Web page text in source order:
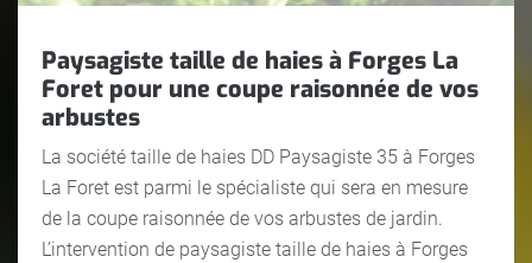
Paysagiste taille de haies à Forges La
Foret pour une coupe raisonnée de vos
arbustes
La société taille de haies DD Paysagiste 35 à Forges
La Foret est parmi le spécialiste qui sera en mesure
de la coupe raisonnée de vos arbustes de jardin.
L’intervention de paysagiste taille de haies à Forges